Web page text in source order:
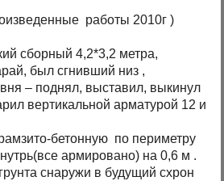
работы 2010г )
сборный 4,2*3,2 метра,
был сгнивший низ ,
– поднял, выставил, выкинул
вертикальной арматурой 12 и
бетонную по периметру
армировано) на 0,6 м .
снаружи в будущий схрон